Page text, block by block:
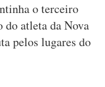
o terceiro
do atleta da Nova
pelos lugares do